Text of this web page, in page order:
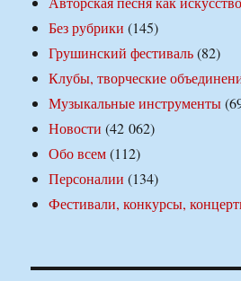
Без рубрики (145)
Грушинский фестиваль(82)
Клубы, творческие
Музыкальные инструменты
Новости (42 062)
Обо всем(112)
Персоналии (134)
Фестивали, конкурсы,